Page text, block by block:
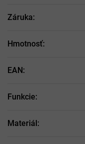
Záruka:
Hmotnosť:
EAN:
Funkcie:
Materiál: